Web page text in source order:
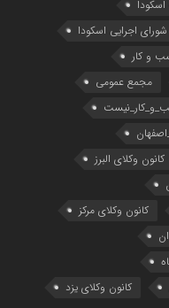
شورای اجرایی اسکودا
و کار
مجمع عمومی
کانون وکلای البرز
کانون وکلای مرکز
کانون وکلای یزد